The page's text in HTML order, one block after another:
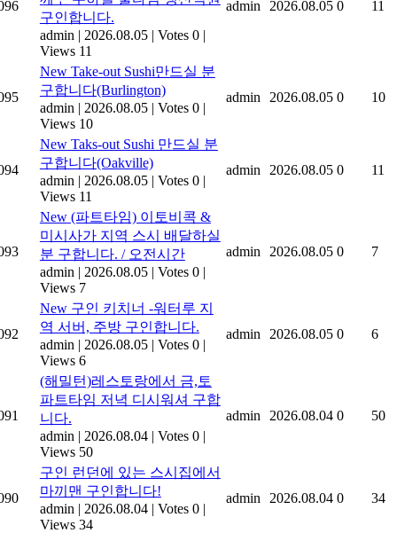
구인합니다.
admin | 2026.08.05 | Votes 0 |
Views 11
admin 2026.08.05 0 11
NewTake-out Sushi만드실 분
구합니다(Burlington)
admin | 2026.08.05 | Votes 0 |
Views 10
admin 2026.08.05 0 10
NewTaks-out Sushi 만드실 분
구합니다(Oakville)
admin | 2026.08.05 | Votes 0 |
Views 11
admin 2026.08.05 0 11
New(파트타임) 이토비콕 &
미시사가 지역 스시 배달하실
분 구합니다. / 오전시간
admin | 2026.08.05 | Votes 0 |
Views 7
admin 2026.08.05 0 7
New구인 키치너 -워터루 지
역 서버, 주방 구인합니다.
admin | 2026.08.05 | Votes 0 |
Views 6
admin 2026.08.05 0 6
(해밀턴)레스토랑에서 금,토
파트타임 저녁 디시워셔 구합
니다.
admin | 2026.08.04 | Votes 0 |
Views 50
admin 2026.08.04 0 50
구인 런던에 있는 스시집에서
마끼맨 구인합니다!
admin | 2026.08.04 | Votes 0 |
Views 34
admin 2026.08.04 0 34